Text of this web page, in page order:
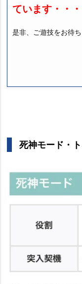
ています・・・
是非、ご遊技をお待
死神モード・